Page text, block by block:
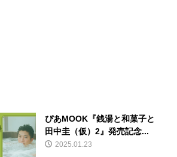
ぴあMOOK『銭湯と和菓子と
田中圭（仮）2』発売記念...
2025.01.23